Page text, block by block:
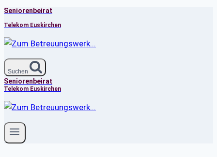
Zum
Inhalt
springen
Seniorenbeirat
Telekom Euskirchen
Suchen
Seniorenbeirat
Telekom Euskirchen